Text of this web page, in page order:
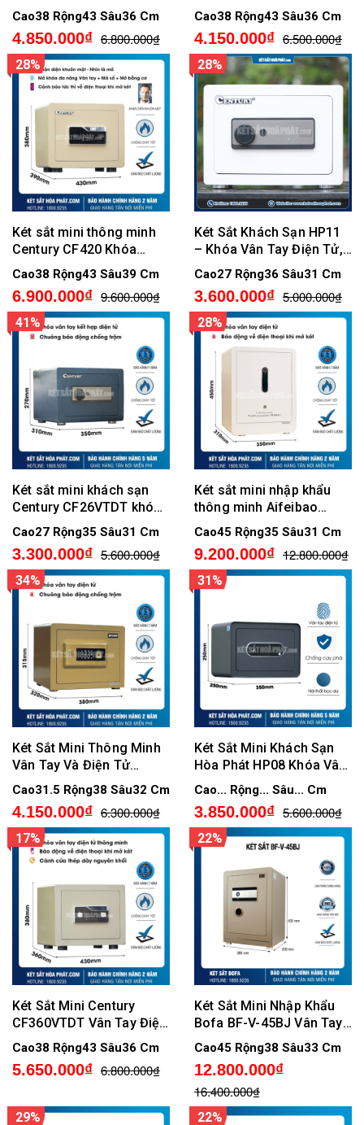
Khóa điện tử, có kết nối
điện thoại
Cao38 Rộng43 Sâu36 Cm
4.850.000₫ 6.800.000₫
Điện Tử
Cao38 Rộng43 Sâu36 Cm
4.150.000₫ 6.500.000₫
28%
Két sắt mini thông minh
Century CF420 Khóa
Nhận Diện Khuôn Mặt
Cao38 Rộng43 Sâu39 Cm
6.900.000₫ 9.600.000₫
28%
Két Sắt Khách Sạn HP11
– Khóa Vân Tay Điện Tử,
Cảnh Báo Về Điện Thoại
Cao27 Rộng36 Sâu31 Cm
3.600.000₫ 5.000.000₫
41%
Két sắt mini khách sạn
Century CF26VTDT khóa
vân tay điện tử
Cao27 Rộng35 Sâu31 Cm
3.300.000₫ 5.600.000₫
28%
Két sắt mini nhập khẩu
thông minh Aifeibao
KV386 vân tay điện tử, kết
nối app
Cao45 Rộng35 Sâu31 Cm
9.200.000₫ 12.800.000₫
34%
Két Sắt Mini Thông Minh
Vân Tay Và Điện Tử
AIFEIBAO SAFE HK-M/D-
35-BL
Cao31.5 Rộng38 Sâu32 Cm
4.150.000₫ 6.300.000₫
31%
Két Sắt Mini Khách Sạn
Hòa Phát HP08 Khóa Vân
Tay Điện Tử Thông Minh
Cao... Rộng... Sâu... Cm
3.850.000₫ 5.600.000₫
17%
Két Sắt Mini Century
CF360VTDT Vân Tay Điện
Tử Cao Cấp - Có Kết Nối
Điện Thoại
Cao38 Rộng43 Sâu36 Cm
5.650.000₫ 6.800.000₫
22%
Két Sắt Mini Nhập Khẩu
Bofa BF-V-45BJ Vân Tay
Điện Tử Cao Cấp Chính
Hãng
Cao45 Rộng38 Sâu33 Cm
12.800.000₫
16.400.000₫
29% 22%